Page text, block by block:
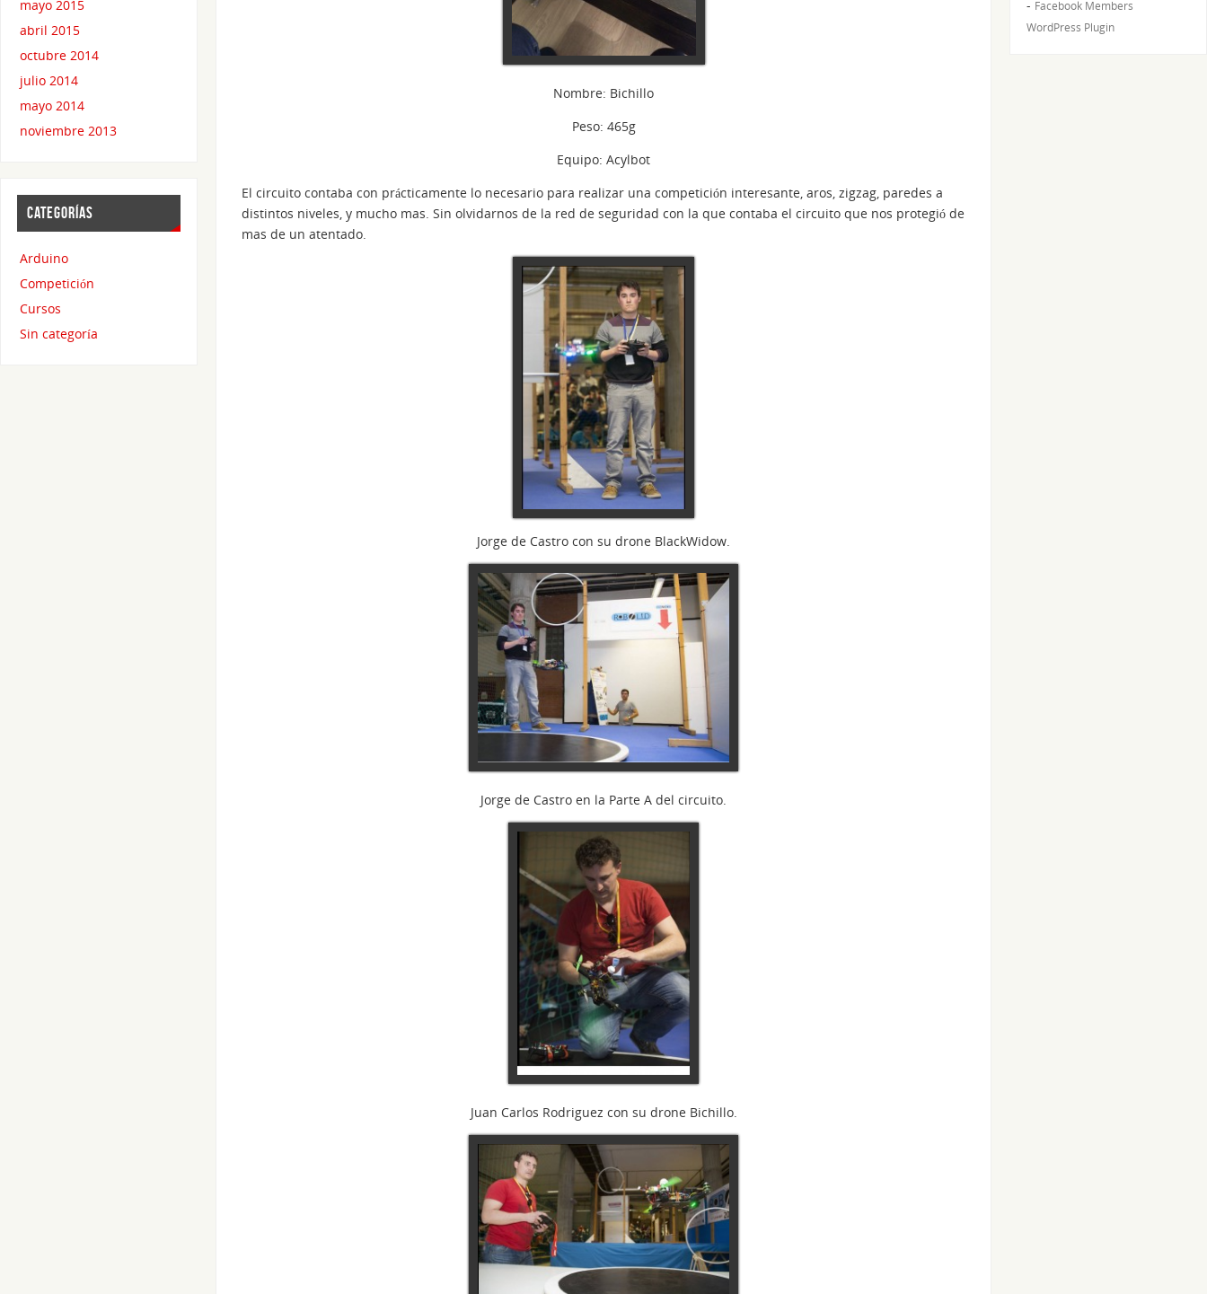
Nombre: Bichillo
Peso: 465g
Equipo: Acylbot
El circuito contaba con prácticamente lo necesario para realizar una competición interesante, aros, zigzag, paredes a
distintos niveles, y mucho mas. Sin olvidarnos de la red de seguridad con la que contaba el circuito que nos protegió de
mas de un atentado.
Jorge de Castro con su drone BlackWidow.
Jorge de Castro en la Parte A del circuito.
Juan Carlos Rodriguez con su drone Bichillo.
mayo 2015
abril 2015
octubre 2014
julio 2014
mayo 2014
noviembre 2013
CATEGORÍAS
Arduino
Competición
Cursos
Sin categoría
- Facebook Members
WordPress Plugin